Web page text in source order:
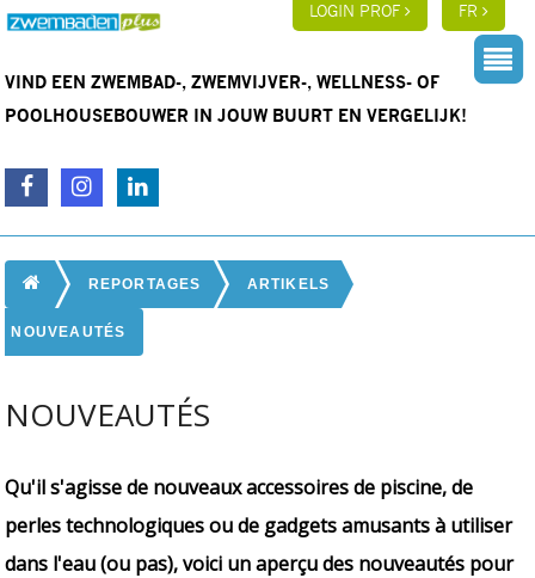
LOGIN PROF FR
VIND EEN ZWEMBAD-, ZWEMVIJVER-, WELLNESS- OF
POOLHOUSEBOUWER IN JOUW BUURT EN VERGELIJK!
REPORTAGES ARTIKELS
NOUVEAUTÉS
NOUVEAUTÉS
Qu'il s'agisse de nouveaux accessoires de piscine, de
perles technologiques ou de gadgets amusants à utiliser
dans l'eau (ou pas), voici un aperçu des nouveautés pour